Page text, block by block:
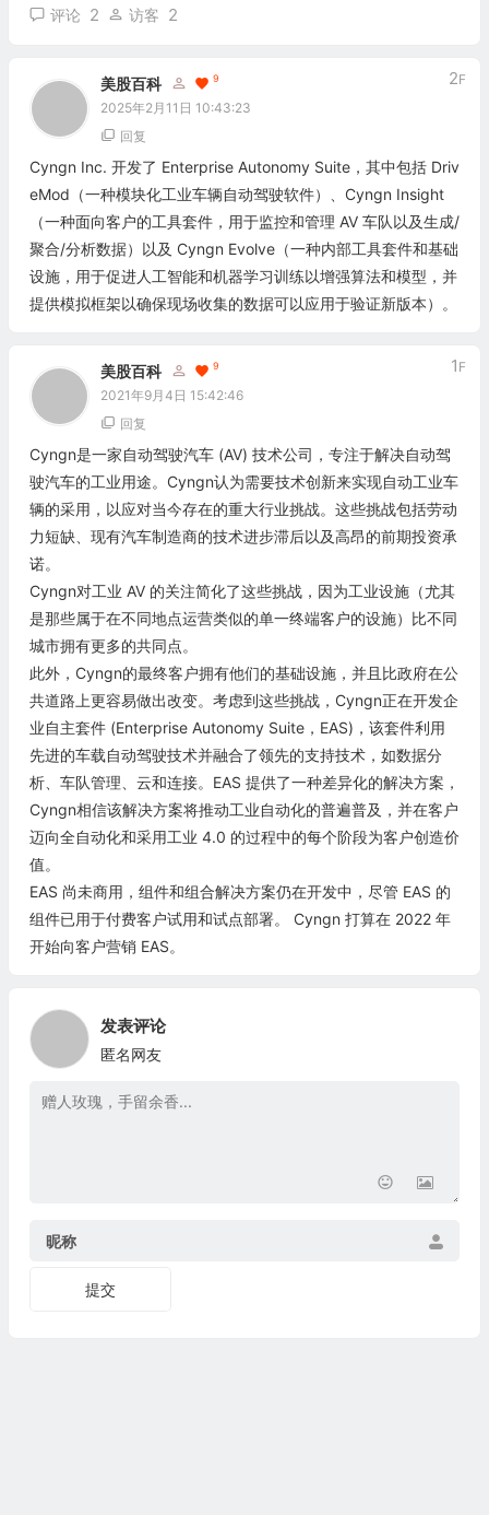
评论 2 访客 2
美股百科 9
2025年2月11日 10:43:23
2F
回复
Cyngn Inc. 开发了 Enterprise Autonomy Suite，其中包括 Driv
eMod（一种模块化工业车辆自动驾驶软件）、Cyngn Insight
（一种面向客户的工具套件，用于监控和管理 AV 车队以及生成/
聚合/分析数据）以及 Cyngn Evolve（一种内部工具套件和基础
设施，用于促进人工智能和机器学习训练以增强算法和模型，并
提供模拟框架以确保现场收集的数据可以应用于验证新版本）。
美股百科 9
2021年9月4日 15:42:46
1 F
回复
Cyngn是一家自动驾驶汽车 (AV) 技术公司，专注于解决自动驾
驶汽车的工业用途。Cyngn认为需要技术创新来实现自动工业车
辆的采用，以应对当今存在的重大行业挑战。这些挑战包括劳动
力短缺、现有汽车制造商的技术进步滞后以及高昂的前期投资承
诺。
Cyngn对工业 AV 的关注简化了这些挑战，因为工业设施（尤其
是那些属于在不同地点运营类似的单一终端客户的设施）比不同
城市拥有更多的共同点。
此外，Cyngn的最终客户拥有他们的基础设施，并且比政府在公
共道路上更容易做出改变。考虑到这些挑战，Cyngn正在开发企
业自主套件 (Enterprise Autonomy Suite，EAS)，该套件利用
先进的车载自动驾驶技术并融合了领先的支持技术，如数据分
析、车队管理、云和连接。EAS 提供了一种差异化的解决方案，
Cyngn相信该解决方案将推动工业自动化的普遍普及，并在客户
迈向全自动化和采用工业 4.0 的过程中的每个阶段为客户创造价
值。
EAS 尚未商用，组件和组合解决方案仍在开发中，尽管 EAS 的
组件已用于付费客户试用和试点部署。 Cyngn 打算在 2022 年
开始向客户营销 EAS。
发表评论
匿名网友
昵称